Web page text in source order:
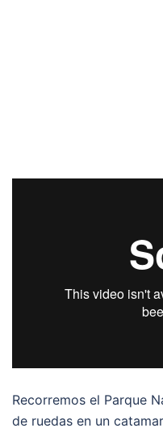
Recorremos el Parque
de ruedas en un